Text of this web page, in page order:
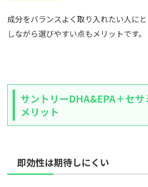
成分をバランスよく取り入れたい人に
しながら選びやすい点もメリットです。
サントリーDHA&EPA＋セサ
メリット
即効性は期待しにくい